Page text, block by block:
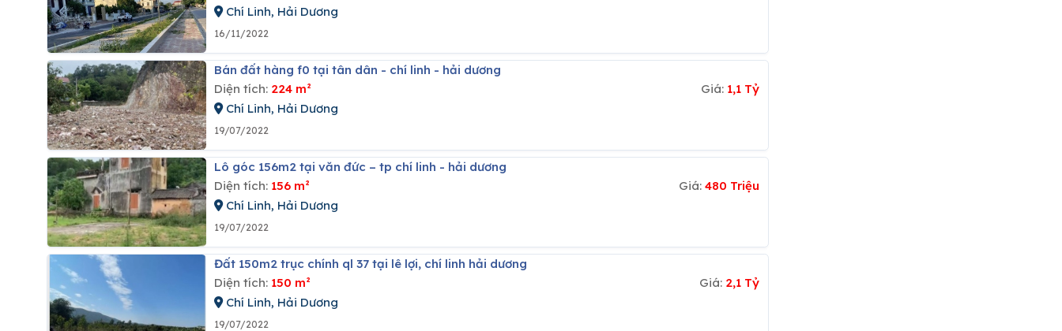
Chí Linh, Hải Dương
16/11/2022
Bán đất hàng f0 tại tân dân - chí linh - hải dương
Diện tích: 224 m² Giá: 1,1 Tỷ
Chí Linh, Hải Dương
19/07/2022
Lô góc 156m2 tại văn đức – tp chí linh - hải dương
Diện tích: 156 m² Giá:480 Triệu
Chí Linh, Hải Dương
19/07/2022
đất 150m2 trục chính ql 37 tại lê lợi, chí linh hải dương
Diện tích: 150 m² Giá: 2,1 Tỷ
Chí Linh, Hải Dương
19/07/2022